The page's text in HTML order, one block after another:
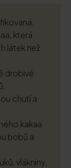
která
látek než
drobivé
chutí a
kakaa
bobů a
vlákniny,